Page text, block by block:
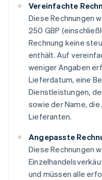
Vereinfachte
Diese Rechnungen
250 GBP
Rechnung keine
enthält. Auf
weniger Angaben
Lieferdatum, eine
Dienstleistungen,
sowie der Name,
Lieferanten.
Angepasste
Diese Rechnungen
und müssen alle